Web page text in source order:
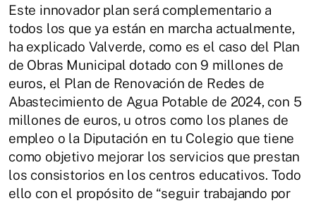
Este innovador plan será complementario a
todos los que ya están en marcha actualmente,
ha explicado Valverde, como es el caso del Plan
de Obras Municipal dotado con 9 millones de
euros, el Plan de Renovación de Redes de
Abastecimiento de Agua Potable de 2024, con 5
millones de euros, u otros como los planes de
empleo o la Diputación en tu Colegio que tiene
como objetivo mejorar los servicios que prestan
los consistorios en los centros educativos. Todo
ello con el propósito de “seguir trabajando por